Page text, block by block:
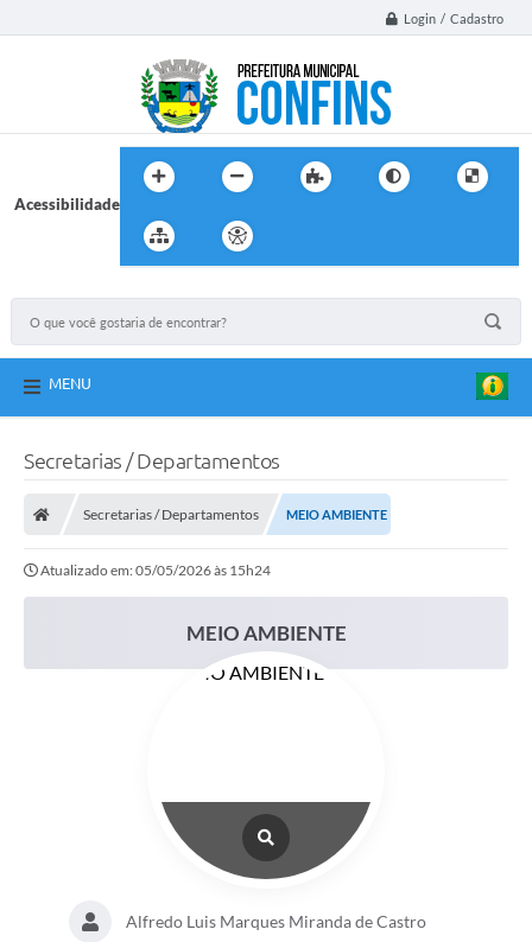
Login / Cadastro
Acessibilidade
MENU
Secretarias / Departamentos
Secretarias / Departamentos MEIO AMBIENTE
Atualizado em: 05/05/2026 às 15h24
MEIO AMBIENTE
Alfredo Luis Marques Miranda de Castro